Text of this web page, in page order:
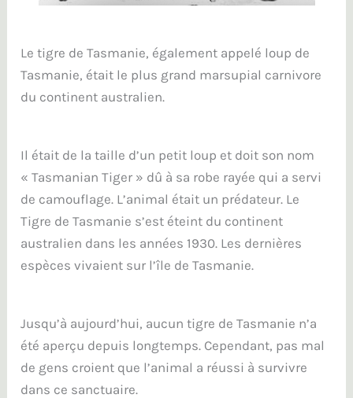
Le tigre de Tasmanie, également appelé loup de
Tasmanie, était le plus grand marsupial carnivore
du continent australien.
Il était de la taille d’un petit loup et doit son nom
« Tasmanian Tiger » dû à sa robe rayée qui a servi
de camouflage. L’animal était un prédateur. Le
Tigre de Tasmanie s’est éteint du continent
australien dans les années 1930. Les dernières
espèces vivaient sur l’île de Tasmanie.
Jusqu’à aujourd’hui, aucun tigre de Tasmanie n’a
été aperçu depuis longtemps. Cependant, pas mal
de gens croient que l’animal a réussi à survivre
dans ce sanctuaire.